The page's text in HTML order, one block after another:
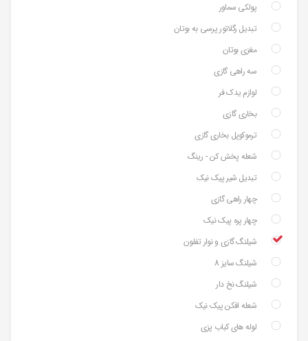
پولکی سماور
تبدیل رگلاتور پرسی به بوتان
مغزی بوتان
سه راهی گازی
لوازم یدک فر
بخاری گازی
ترموکوپل بخاری گازی
شعله پخش کن - رینگ
تبدیل شیر پیک نیک
چهار راهی گازی
چهار پره پیک نیک
شیلنگ گازی و نوار تفلون
شیلنگ سایز 8
شیلنگ نخ دار
شعله افکن پیک نیک
لوله های کباب پزی